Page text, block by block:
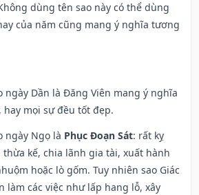
dùng tên sao này có thể dùng
của năm cũng mang ý nghĩa tương
ngày Dần là Đăng Viên mang ý nghĩa
hay mọi sự đều tốt đẹp.
ngày Ngọ là Phục Đoạn Sát: rất kỵ
kế, chia lãnh gia tài, xuất hành
hoặc lò gốm. Tuy nhiên sao Giác
làm các việc như lấp hang lỗ, xây